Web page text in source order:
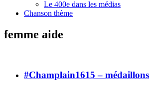
Le 400e dans les médias
Chanson thème
femme aide
#Champlain1615 – médaillons